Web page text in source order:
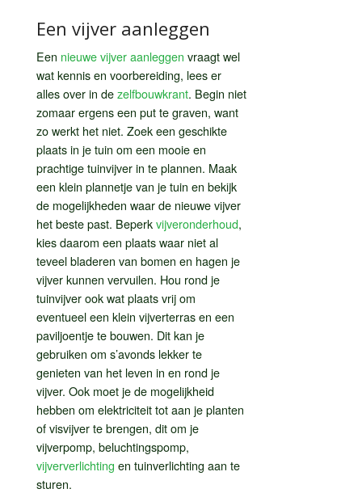
Een vijver aanleggen
Een nieuwe vijver aanleggen vraagt wel
wat kennis en voorbereiding, lees er
alles over in dezelfbouwkrant. Begin niet
zomaar ergens een put te graven, want
zo werkt het niet. Zoek een geschikte
plaats in je tuin om een mooie en
prachtige tuinvijver in te plannen. Maak
een klein plannetje van je tuin en bekijk
de mogelijkheden waar de nieuwe vijver
het beste past. Beperkvijveronderhoud,
kies daarom een plaats waar niet al
teveel bladeren van bomen en hagen je
vijver kunnen vervuilen. Hou rond je
tuinvijver ook wat plaats vrij om
eventueel een klein vijverterras en een
paviljoentje te bouwen. Dit kan je
gebruiken om s’avonds lekker te
genieten van het leven in en rond je
vijver. Ook moet je de mogelijkheid
hebben om elektriciteit tot aan je planten
of visvijver te brengen, dit om je
vijverpomp, beluchtingspomp,
vijververlichting en tuinverlichting aan te
sturen.